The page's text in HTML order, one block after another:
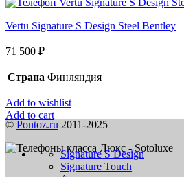
Vertu Signature S Design Steel Bentley
71 500 ₽
Страна Финляндия
Add to wishlist
Add to cart
© Pontoz.ru 2011-2025
Signature S Design
Signature Touch